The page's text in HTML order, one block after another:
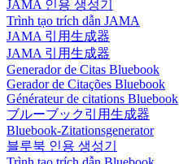
JAMA 인용 생성기
Trình tạo trích dẫn JAMA
JAMA 引用生成器
JAMA 引用生成器
Generador de Citas Bluebook
Gerador de Citações Bluebook
Générateur de citations Bluebook
ブルーブック引用生成器
Bluebook-Zitationsgenerator
블루북 인용 생성기